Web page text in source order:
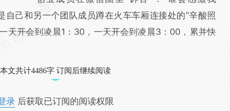
自己和另一个团队成员蹲在火车车厢连接处的“辛酸照
天开会到凌晨1：30，一天开会到凌晨3：00，累并快
本文共计4486字 订阅后继续阅读
录后获取已订阅的阅读权限